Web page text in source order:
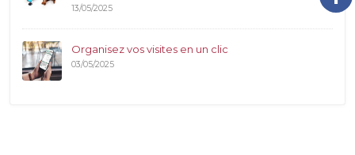
13/05/2025
Organisez vos visites en un clic
03/05/2025